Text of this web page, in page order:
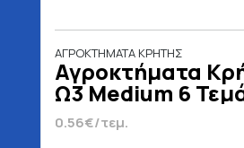
ΑΓΡΟΚΤΗΜΑΤΑ ΚΡΗΤΗΣ
Αγροκτήματα
Ω3 Medium 6
0.56€/τεμ.